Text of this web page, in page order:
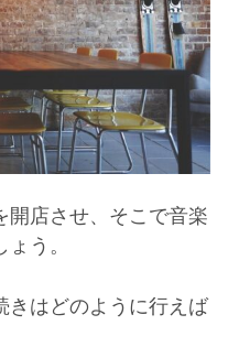
開店させ、そこで音楽
う。
きはどのように行えば